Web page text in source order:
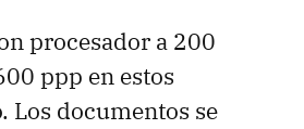
procesador a 200
ppp en estos
Los documentos se